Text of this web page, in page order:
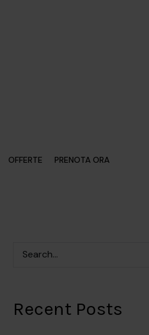
OFFERTE PRENOTA ORA
Recent Posts